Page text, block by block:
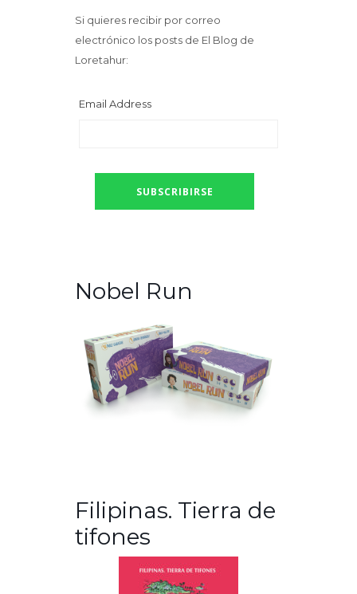
Si quieres recibir por correo
electrónico los posts de El Blog de
Loretahur:
Email Address
Nobel Run
Filipinas. Tierra de
tifones